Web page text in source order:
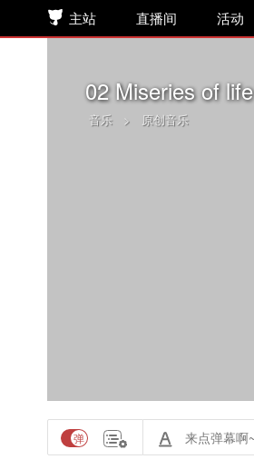
主站 直播间 活动
02 Miseries of life
音乐 > 原创音乐